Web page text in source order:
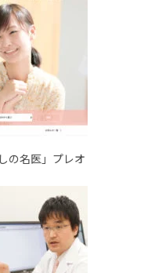
の名医」プレオ